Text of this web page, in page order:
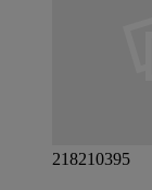
218210395